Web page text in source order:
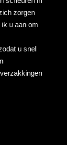
zorgen
u aan om
u snel